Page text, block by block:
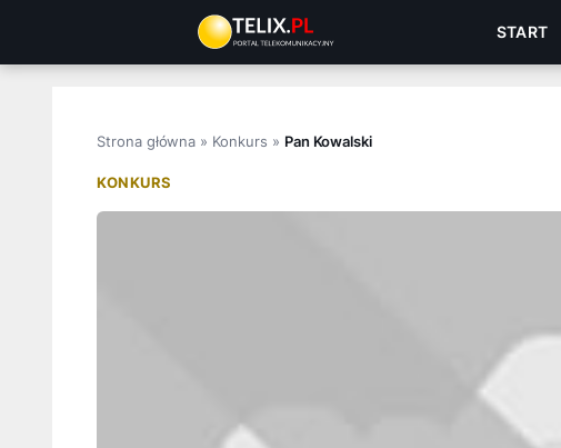
treści
START
Strona główna » Konkurs » Pan Kowalski
KONKURS